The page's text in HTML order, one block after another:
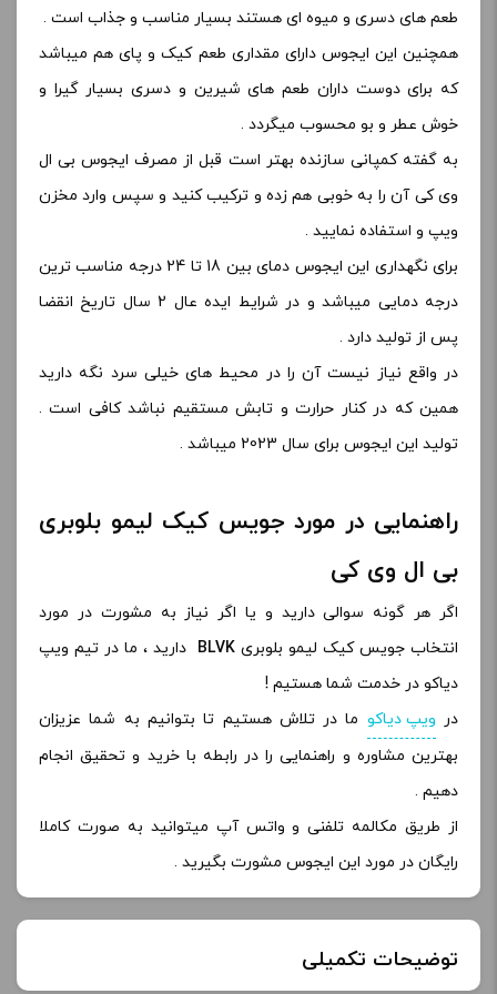
طعم های دسری و میوه ای هستند بسیار مناسب و جذاب است .
همچنین این ایجوس دارای مقداری طعم کیک و پای هم میباشد
که برای دوست داران طعم های شیرین و دسری بسیار گیرا و
خوش عطر و بو محسوب میگردد .
به گفته کمپانی سازنده بهتر است قبل از مصرف ایجوس بی ال
وی کی آن را به خوبی هم زده و ترکیب کنید و سپس وارد مخزن
ویپ و استفاده نمایید .
برای نگهداری این ایجوس دمای بین 18 تا 24 درجه مناسب ترین
درجه دمایی میباشد و در شرایط ایده عال 2 سال تاریخ انقضا
پس از تولید دارد .
در واقع نیاز نیست آن را در محیط های خیلی سرد نگه دارید
همین که در کنار حرارت و تابش مستقیم نباشد کافی است .
تولید این ایجوس برای سال 2023 میباشد .
راهنمایی در مورد جویس کیک لیمو بلوبری
بی ال وی کی
اگر هر گونه سوالی دارید و یا اگر نیاز به مشورت در مورد
انتخاب جویس کیک لیمو بلوبری BLVK دارید ، ما در تیم ویپ
دیاکو در خدمت شما هستیم !
در ویپ دیاکو ما در تلاش هستیم تا بتوانیم به شما عزیزان
بهترین مشاوره و راهنمایی را در رابطه با خرید و تحقیق انجام
دهیم .
از طریق مکالمه تلفنی و واتس آپ میتوانید به صورت کاملا
رایگان در مورد این ایجوس مشورت بگیرید .
توضیحات تکمیلی